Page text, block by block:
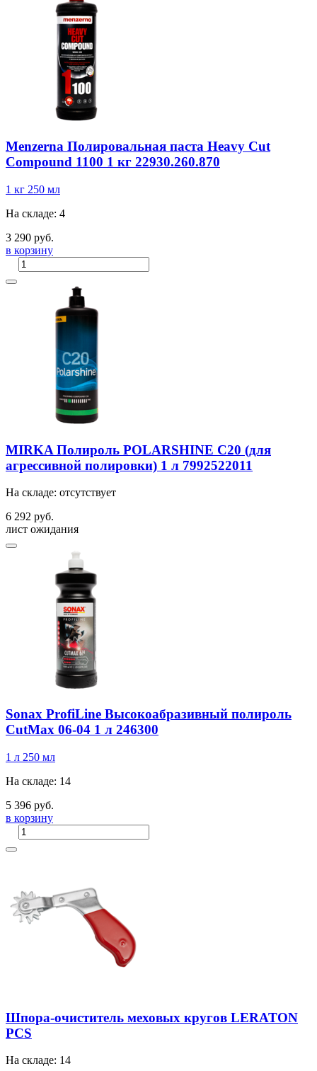
Menzerna Полировальная паста Heavy Cut
Compound 1100 1 кг 22930.260.870
1 кг 250 мл
На складе: 4
3 290 руб.
в корзину
MIRKA Полироль POLARSHINE С20 (для
агрессивной полировки) 1 л 7992522011
На складе: отсутствует
6 292 руб.
лист ожидания
Sonax ProfiLine Высокоабразивный полироль
CutMax 06-04 1 л 246300
1 л 250 мл
На складе: 14
5 396 руб.
в корзину
Шпора-очиститель меховых кругов LERATON
PCS
На складе: 14